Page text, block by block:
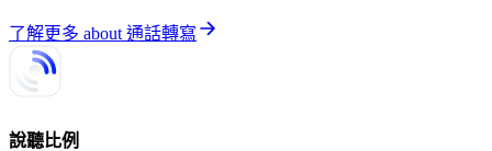
了解更多 about通話轉寫
說聽比例